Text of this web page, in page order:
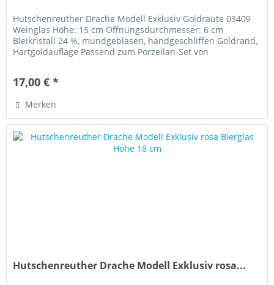
Hutschenreuther Drache Modell Exklusiv Goldraute 03409
Weinglas Höhe: 15 cm Öffnungsdurchmesser: 6 cm
Bleikristall 24 %, mundgeblasen, handgeschliffen Goldrand,
Hartgoldauflage Passend zum Porzellan-Set von
17,00 € *
Merken
Hutschenreuther Drache Modell Exklusiv rosa...